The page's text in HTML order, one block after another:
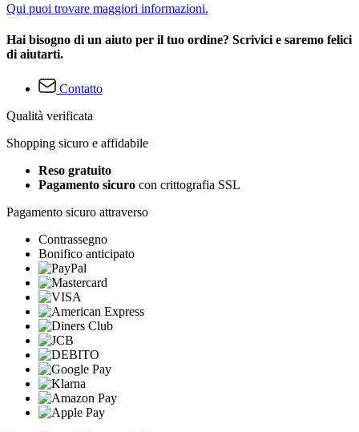
Qui puoi trovare maggiori informazioni.
Hai bisogno di un aiuto per il tuo ordine? Scrivici e saremo felici
di aiutarti.
Contatto
Qualità verificata
Shopping sicuro e affidabile
Reso gratuito
Pagamento sicuro con crittografia SSL
Pagamento sicuro attraverso
Contrassegno
Bonifico anticipato